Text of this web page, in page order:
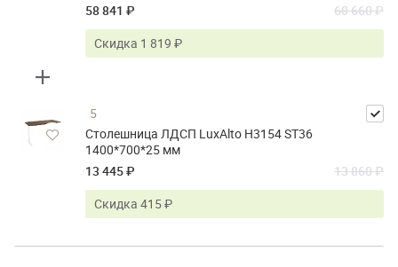
58 841 ₽
60 660 ₽
Скидка 1 819 ₽
5
Столешница ЛДСП LuxAlto H3154 ST36
1400*700*25 мм
13 445 ₽
13 860 ₽
Скидка 415 ₽